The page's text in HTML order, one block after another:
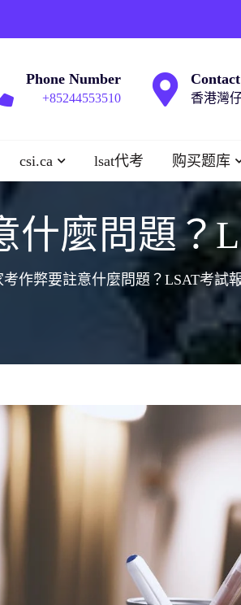
Phone Number
+85244553510 香港灣
csi.ca lsat代考 购买题库
什麼問題？
考作弊要註意什麼問題？LSAT考試